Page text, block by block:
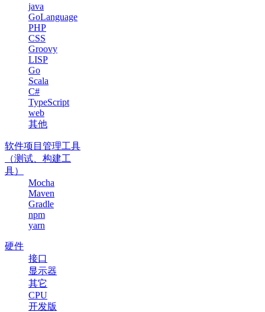
java
GoLanguage
PHP
CSS
Groovy
LISP
Go
Scala
C#
TypeScript
web
其他
软件项目管理工具
（测试、构建工
具）
Mocha
Maven
Gradle
npm
yarn
硬件
接口
显示器
其它
CPU
开发版